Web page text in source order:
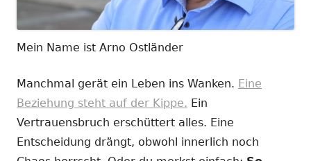
Mein Name ist Arno Ostländer
Manchmal gerät ein Leben ins Wanken. Eine
Beziehung steht auf der Kippe. Ein
Vertrauensbruch erschüttert alles. Eine
Entscheidung drängt, obwohl innerlich noch